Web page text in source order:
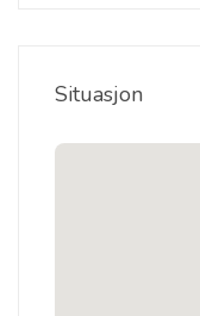
Situasjon